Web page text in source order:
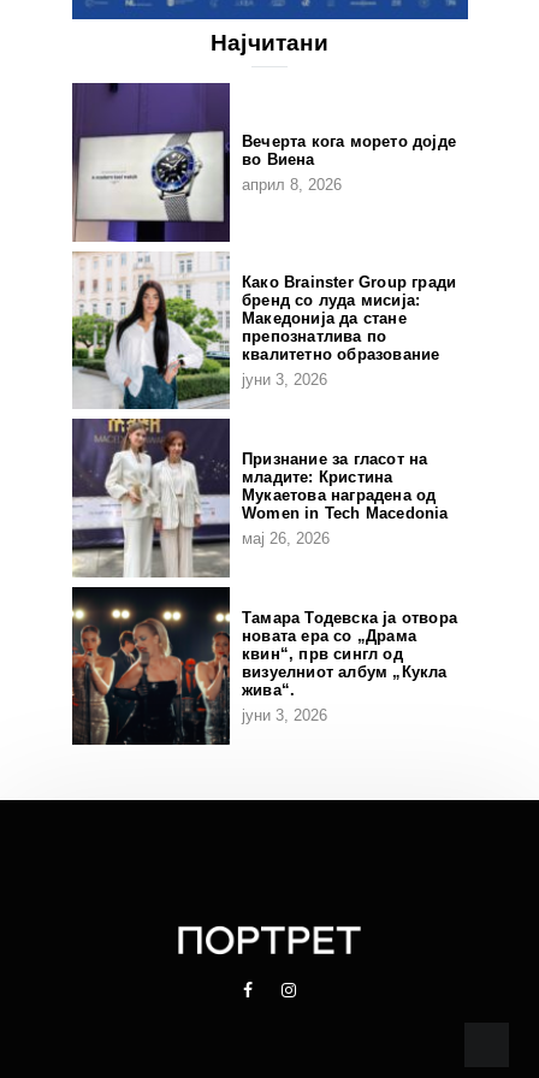
Најчитани
Вечерта кога морето дојде
во Виена
април 8, 2026
Како Brainster Group гради
бренд со луда мисија:
Македонија да стане
препознатлива по
квалитетно образование
јуни 3, 2026
Признание за гласот на
младите: Кристина
Мукаетова наградена од
Women in Tech Macedonia
мај 26, 2026
Тамара Тодевска ја отвора
новата ера со „Драма
квин“, прв сингл од
визуелниот албум „Кукла
жива“.
јуни 3, 2026